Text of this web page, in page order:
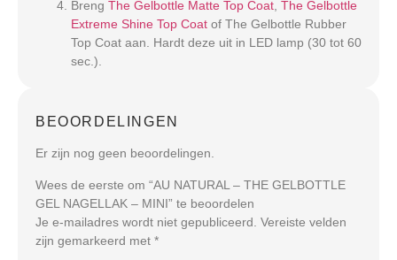
Breng The Gelbottle Matte Top Coat The Gelbottle
Extreme Shine Top Coat of The Gelbottle Rubber
Top Coat aan. Hardt deze uit in LED lamp (30 tot 60
sec.).
BEOORDELINGEN
Er zijn nog geen beoordelingen.
Wees de eerste om “AU NATURAL – THE GELBOTTLE
GEL NAGELLAK – MINI” te beoordelen
Je e-mailadres wordt niet gepubliceerd. Vereiste velden
zijn gemarkeerd met *